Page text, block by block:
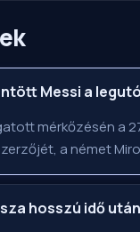
Messi a
mérkőzésén a
a német
hosszú idő